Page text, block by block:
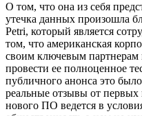
О том, что она из себя
утечка данных произошла
Petri, который является
том, что американская
своим ключевым партнерам
провести ее полноценное
публичного анонса это
реальные отзывы от первых
нового ПО ведется в